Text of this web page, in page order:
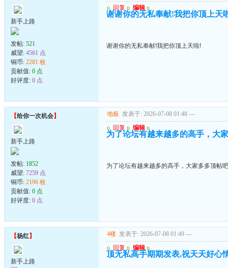
新手上路
发帖: 521
威望: 4561 点
铜币: 2281 枚
贡献值: 0 点
好评度: 0 点
u 回复 u 编辑 u
谢谢你的无私奉献!我把你顶上天
谢谢你的无私奉献!我把你顶上天啦!
【给你一次机会】
新手上路
发帖: 1852
威望: 7259 点
铜币: 2196 枚
贡献值: 0 点
好评度: 0 点
地板 发表于: 2026-07-08 01:48 ---
u 回复 u 编辑 u
为了论坛有越来越多的高手，大
为了论坛有越来越多的高手，大家多多顶帖
【杨红】
新手上路
4楼 发表于: 2026-07-08 01:49 ---
u 回复 u 编辑 u
顶无私高手期期发表,祝天天好心